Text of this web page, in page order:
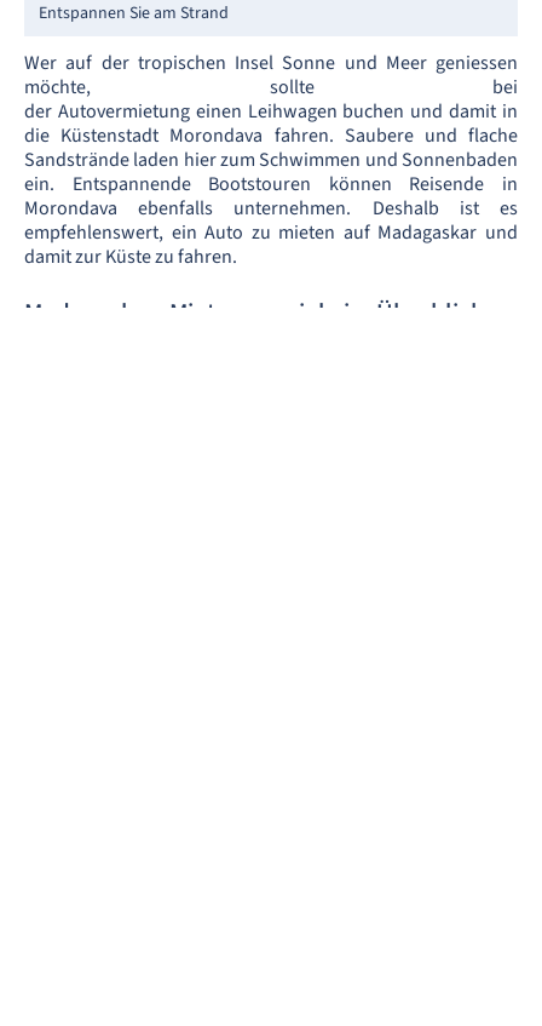
Entspannen Sie am Strand
Wer auf der tropischen Insel Sonne und Meer geniessen
möchte, sollte bei
der Autovermietung einen Leihwagen buchen und damit in
die Küstenstadt Morondava fahren. Saubere und flache
Sandstrände laden hier zum Schwimmen und Sonnenbaden
ein. Entspannende Bootstouren können Reisende in
Morondava ebenfalls unternehmen. Deshalb ist es
empfehlenswert, ein Auto zu mieten auf Madagaskar und
damit zur Küste zu fahren.
Madagaskar: Mietwagenziele im Überblick